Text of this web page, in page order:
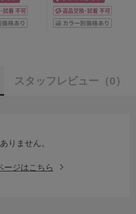
スタッフレビュー （0）
りません。
ージはこちら